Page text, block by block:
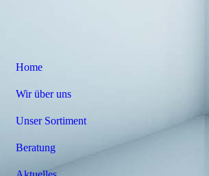
Home
Wir über uns
Unser Sortiment
Beratung